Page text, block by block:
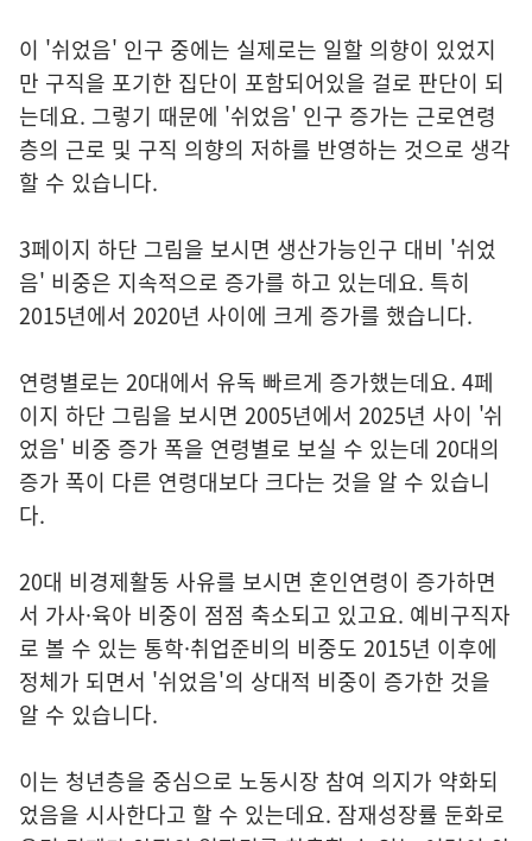
이 '쉬었음' 인구 중에는 실제로는 일할 의향이 있었지
만 구직을 포기한 집단이 포함되어있을 걸로 판단이 되
는데요. 그렇기 때문에 '쉬었음' 인구 증가는 근로연령
층의 근로 및 구직 의향의 저하를 반영하는 것으로 생각
할 수 있습니다.
3페이지 하단 그림을 보시면 생산가능인구 대비 '쉬었
음' 비중은 지속적으로 증가를 하고 있는데요. 특히
2015년에서 2020년 사이에 크게 증가를 했습니다.
연령별로는 20대에서 유독 빠르게 증가했는데요. 4페
이지 하단 그림을 보시면 2005년에서 2025년 사이 '쉬
었음' 비중 증가 폭을 연령별로 보실 수 있는데 20대의
증가 폭이 다른 연령대보다 크다는 것을 알 수 있습니
다.
20대 비경제활동 사유를 보시면 혼인연령이 증가하면
서 가사·육아 비중이 점점 축소되고 있고요. 예비구직자
로 볼 수 있는 통학·취업준비의 비중도 2015년 이후에
정체가 되면서 '쉬었음'의 상대적 비중이 증가한 것을
알 수 있습니다.
이는 청년층을 중심으로 노동시장 참여 의지가 약화되
었음을 시사한다고 할 수 있는데요. 잠재성장률 둔화로